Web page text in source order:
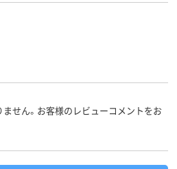
せん。お客様のレビューコメントをお